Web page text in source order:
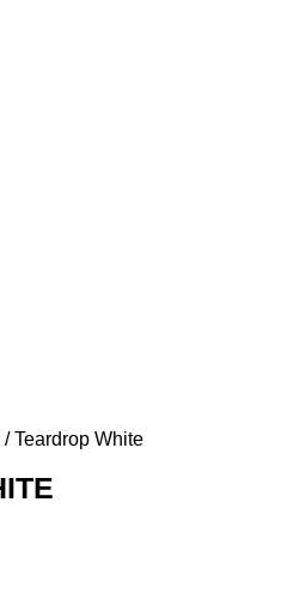
/ Teardrop White